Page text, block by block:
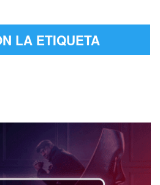
LA ETIQUETA